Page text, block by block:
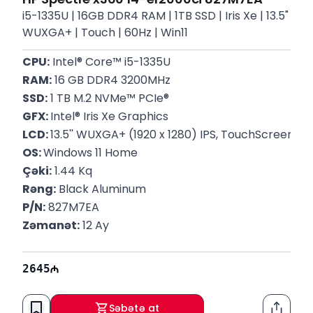
i5-1335U | 16GB DDR4 RAM | 1TB SSD | Iris Xe | 13.5"
WUXGA+ | Touch | 60Hz | Win11
CPU: Intel® Core™ i5-1335U
RAM: 16 GB DDR4 3200MHz
SSD: 1 TB M.2 NVMe™ PCIe®
GFX: Intel® Iris Xe Graphics
LCD: 13.5'' WUXGA+ (1920 x 1280) IPS, TouchScreen,
OS: Windows 11 Home
Çəki: 1.44 Kq
Rəng: Black Aluminum
P/N: 827M7EA
Zəmanət: 12 Ay
2645
Səbətə at